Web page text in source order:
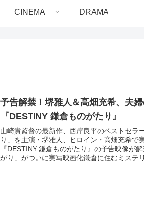
CINEMA DRAMA
予告解禁！堺雅人＆高畑充希、夫
『DESTINY 鎌倉ものがたり』
山崎貴監督の最新作、西岸良平のベストセラ
り」を主演・堺雅人、ヒロイン・高畑充希で
『DESTINY 鎌倉ものがたり』の予告映像が
がり」がついに実写映画化鎌倉に住むミステ